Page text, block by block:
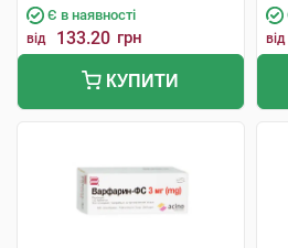
Є в наявності
від 133.20 грн
КУПИТИ
від